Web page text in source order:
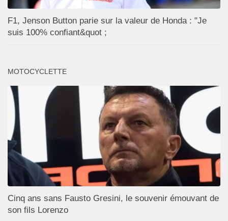
F1, Jenson Button parie sur la valeur de Honda : "Je
suis 100% confiant&quot ;
MOTOCYCLETTE
Cinq ans sans Fausto Gresini, le souvenir émouvant de
son fils Lorenzo